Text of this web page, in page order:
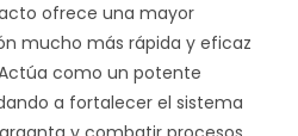
ofrece una mayor
mucho más rápida y eficaz
como un potente
a fortalecer el sistema